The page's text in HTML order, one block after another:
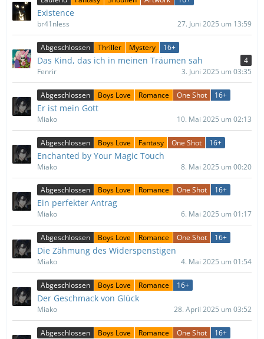
Existence
br41nless 27. Juni 2025 um 13:59
Abgeschlossen Thriller Mystery 16+
Das Kind, das ich in meinen Träumen sah
4
Fenrir
3. Juni 2025 um 03:35
Abgeschlossen Boys Love Romance One Shot 16+
Er ist mein Gott
Miako 10. Mai 2025 um 02:13
Abgeschlossen Boys Love Fantasy One Shot 16+
Enchanted by Your Magic Touch
Miako 8. Mai 2025 um 00:20
Abgeschlossen Boys Love Romance One Shot 16+
Ein perfekter Antrag
Miako 6. Mai 2025 um 01:17
Abgeschlossen Boys Love Romance One Shot 16+
Die Zähmung des Widerspenstigen
Miako 4. Mai 2025 um 01:54
Abgeschlossen Boys Love Romance 16+
Der Geschmack von Glück
Miako 28. April 2025 um 03:52
Abgeschlossen Boys Love Romance One Shot 16+